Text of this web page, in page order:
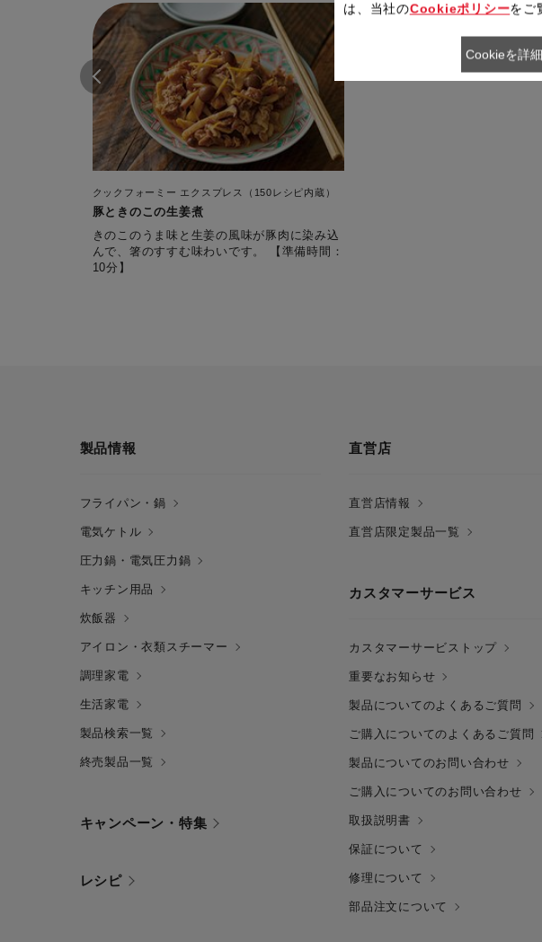
クックフォーミー エクスプレス（150レシピ内蔵）
豚ときのこの生姜煮
きのこのうま味と生姜の風味が豚肉に染み込
んで、箸のすすむ味わいです。 【準備時間：
10分】
製品情報
フライパン・鍋
電気ケトル
圧力鍋・電気圧力鍋
キッチン用品
炊飯器
アイロン・衣類スチーマー
調理家電
生活家電
製品検索一覧
終売製品一覧
キャンペーン・特集
レシピ
直営店
直営店情報
直営店限定製品一覧
カスタマーサービス
カスタマーサービストップ
重要なお知らせ
製品についてのよくあるご質問
ご購入についてのよくあるご質問
製品についてのお問い合わせ
ご購入についてのお問い合わせ
取扱説明書
保証について
修理について
部品注文について
は、当社のCookieポリシーをご
Cookieを詳